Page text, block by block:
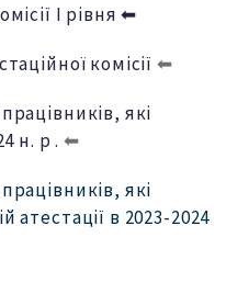
І рівня ⬅
комісії ⬅
які
н. р . ⬅
які
атестації в 2023-2024